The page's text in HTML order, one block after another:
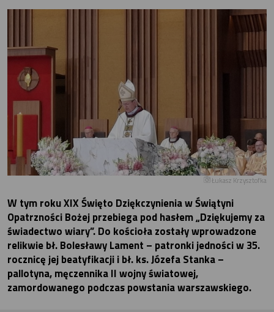
Łukasz Krzysztofka
W tym roku XIX Święto Dziękczynienia w Świątyni
Opatrzności Bożej przebiega pod hasłem „Dziękujemy za
świadectwo wiary”. Do kościoła zostały wprowadzone
relikwie bł. Bolesławy Lament – patronki jedności w 35.
rocznicę jej beatyfikacji i bł. ks. Józefa Stanka –
pallotyna, męczennika II wojny światowej,
zamordowanego podczas powstania warszawskiego.